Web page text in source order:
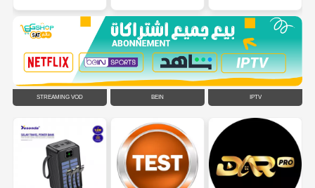
STREAMING VOD BEIN IPTV